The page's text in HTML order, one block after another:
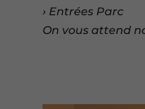
› Entrées Parc
On vous attend